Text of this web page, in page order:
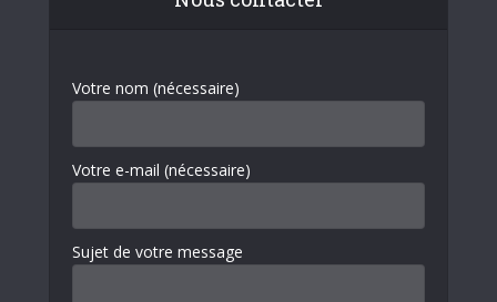
Votre nom (nécessaire)
Votre e-mail (nécessaire)
Sujet de votre message